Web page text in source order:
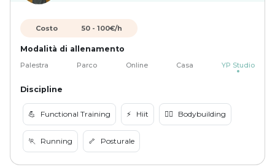
Costo 50 -100€/h
Modalità di allenamento
Palestra Parco Online Casa YP Studio
Discipline
💪 Functional Training ⚡️ Hiit 🏋️‍♀️ Bodybuilding
🏃 Running 🦴 Posturale